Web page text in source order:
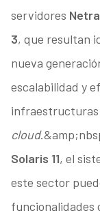
servidores
3, que resultan
nueva
escalabilidad y
infraestructuras
cloud
Solaris 11, el
este sector
funcionalidades